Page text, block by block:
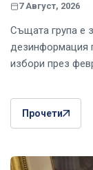
7 Август, 2026
Същата група е
дезинформация
избори през
Прочети